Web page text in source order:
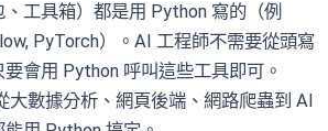
工具箱）都是用 Python 寫的（例
PyTorch）。AI 工程師不需要從頭寫
會用 Python 呼叫這些工具即可。
大數據分析、網頁後端、網路爬蟲到 AI